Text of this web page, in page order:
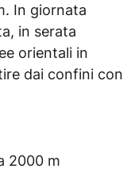
In giornata
in serata
orientali in
dai confini con
2000 m